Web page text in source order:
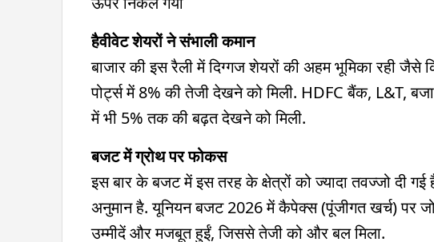
हैवीवेट शेयरों ने संभाली कमान
बाजार की इस रैली में दिग्गज शेयरों की अहम भूमिका रही जैसे
पोर्ट्स में 8% की तेजी देखने को मिली. HDFC बैंक, L&T,
में भी 5% तक की बढ़त देखने को मिली.
बजट में ग्रोथ पर फोकस
इस बार के बजट में इस तरह के क्षेत्रों को ज्यादा तवज्जो दी
अनुमान है. यूनियन बजट 2026 में कैपेक्स (पूंजीगत खर्च) पर
उम्मीदें और मजबूत हुईं, जिससे तेजी को और बल मिला.